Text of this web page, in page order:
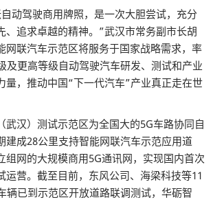
动驾驶商用牌照，是一次大胆尝试，充分
、追求卓越的精神。”武汉市常务副市长胡
网联汽车示范区将服务于国家战略需求，率
及更高等级自动驾驶汽车研发、测试和产业
量，推动中国“下一代汽车”产业真正走在世
武汉）测试示范区为全国大的5G车路协同自
建成28公里支持智能网联汽车示范应用道
组网的大规模商用5G通讯网，实现国内首次
运营。截至目前，东风公司、海梁科技等11
辆已到示范区开放道路联调测试，华砺智